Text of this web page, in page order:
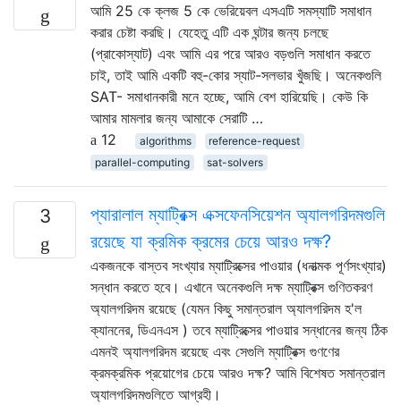
আমি 25 কে ক্লজ 5 কে ভেরিয়েবল এসএটি সমস্যাটি সমাধান
করার চেষ্টা করছি। যেহেতু এটি এক ঘন্টার জন্য চলছে
(প্রাকোস্যাট) এবং আমি এর পরে আরও বড়গুলি সমাধান করতে
চাই, তাই আমি একটি বহু-কোর স্যাট-সলভার খুঁজছি। অনেকগুলি
SAT- সমাধানকারী মনে হচ্ছে, আমি বেশ হারিয়েছি। কেউ কি
আমার মামলার জন্য আমাকে সেরাটি …
12
algorithms
reference-request
parallel-computing
sat-solvers
3
প্যারালাল ম্যাট্রিক্স এক্সফেনসিয়েশন অ্যালগরিদমগুলি
রয়েছে যা ক্রমিক ক্রমের চেয়ে আরও দক্ষ?
একজনকে বাস্তব সংখ্যার ম্যাট্রিক্সের পাওয়ার (ধনাত্মক পূর্ণসংখ্যার)
সন্ধান করতে হবে। এখানে অনেকগুলি দক্ষ ম্যাট্রিক্স গুণিতকরণ
অ্যালগরিদম রয়েছে (যেমন কিছু সমান্তরাল অ্যালগরিদম হ'ল
ক্যাননের, ডিএনএস ) তবে ম্যাট্রিক্সের পাওয়ার সন্ধানের জন্য ঠিক
এমনই অ্যালগরিদম রয়েছে এবং সেগুলি ম্যাট্রিক্স গুণণের
ক্রমক্রমিক প্রয়োগের চেয়ে আরও দক্ষ? আমি বিশেষত সমান্তরাল
অ্যালগরিদমগুলিতে আগ্রহী।